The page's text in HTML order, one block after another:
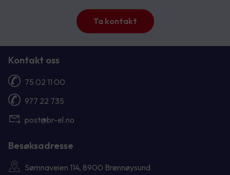
Ta kontakt
Kontakt oss
75 02 11 00
977 22 735
post@br-el.no
Besøksadresse
Sømnaveien 114, 8900 Brønnøysund